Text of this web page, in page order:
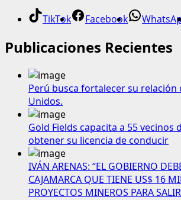
TikTok Facebook
Publicaciones Recientes
Perú busca fortalecer su relación
Unidos.
Gold Fields capacita a 55 vecinos
obtener su licencia de conducir
IVÁN ARENAS: “EL GOBIERNO
CAJAMARCA QUE TIENE US$ 16
PROYECTOS MINEROS PARA